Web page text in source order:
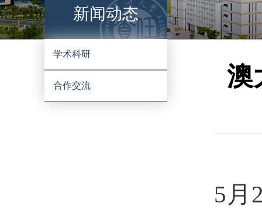
新闻动态
学术科研
合作交流 澳
5 月